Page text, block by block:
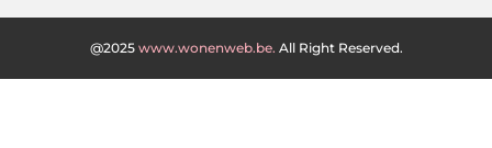
@2025 www.wonenweb.be. All Right Reserved.